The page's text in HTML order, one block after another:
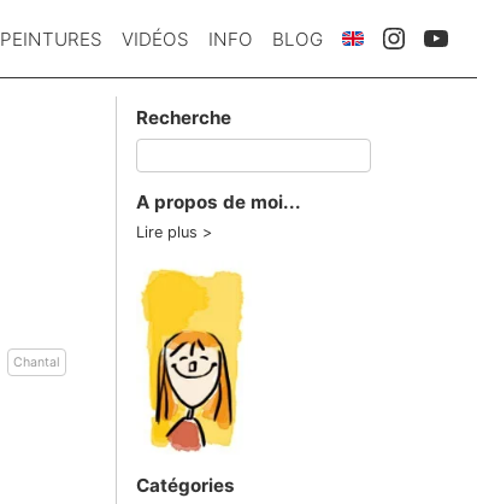
PEINTURES VIDÉOS INFO BLOG
Chantal
Recherche
A propos de moi...
Lire plus
Catégories